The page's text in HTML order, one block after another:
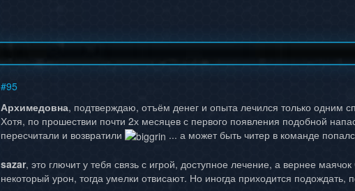
#95
Архимедовна, подтверждаю, отъём денег и опыта лечился только одним
Хотя, по прошествии почти 2х месяцев с первого появления подобной
пересчитали и возвратили
... а может быть читер в команде
sazar, это глючит у тебя связь с игрой, доступное лечение, а вернее
некоторый урон, тогда умелки отвисают. Но иногда приходится подождать,